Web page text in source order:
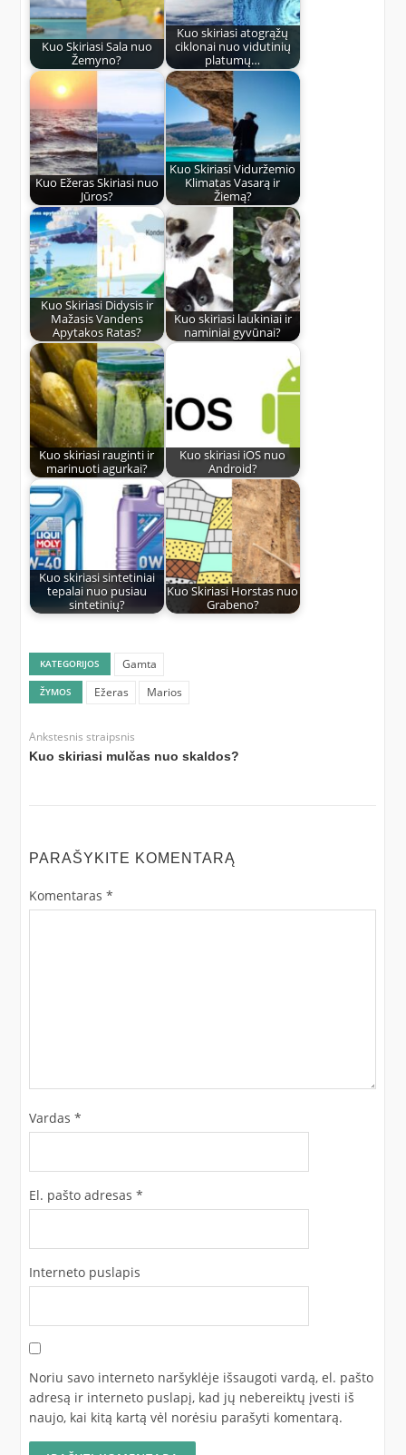
Kuo Skiriasi Sala nuo
Žemyno?
Kuo skiriasi atogrąžų
ciklonai nuo vidutinių
platumų…
Kuo Ežeras Skiriasi nuo
Jūros?
Kuo Skiriasi Viduržemio
Klimatas Vasarą ir
Žiemą?
Kuo Skiriasi Didysis ir
Mažasis Vandens
Apytakos Ratas?
Kuo skiriasi laukiniai ir
naminiai gyvūnai?
Kuo skiriasi rauginti ir
marinuoti agurkai?
Kuo skiriasi iOS nuo
Android?
Kuo skiriasi sintetiniai
tepalai nuo pusiau
sintetinių?
Kuo Skiriasi Horstas nuo
Grabeno?
KATEGORIJOS Gamta
ŽYMOS Ežeras Marios
Ankstesnis straipsnis
Kuo skiriasi mulčas nuo skaldos?
PARAŠYKITE KOMENTARĄ
Komentaras *
Vardas *
El. pašto adresas *
Interneto puslapis
Noriu savo interneto naršyklėje išsaugoti vardą, el. pašto
adresą ir interneto puslapį, kad jų nebereiktų įvesti iš
naujo, kai kitą kartą vėl norėsiu parašyti komentarą.